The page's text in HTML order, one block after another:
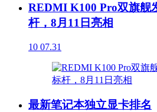
REDMI K100 Pro双旗舰
杆，8月11日亮相
10 07.31
最新笔记本独立显卡排名